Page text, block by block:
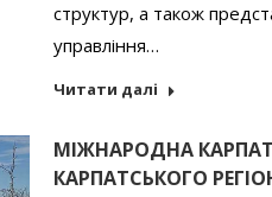
структур, а також
управління…
Читати далі
МІЖНАРОДНА
КАРПАТСЬКОГО